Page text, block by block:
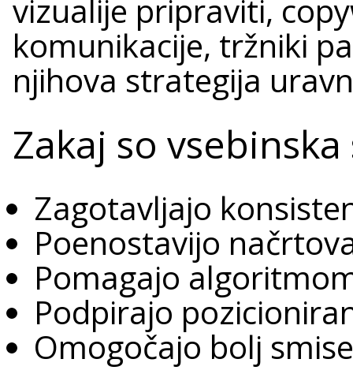
vizualije pripraviti,
komunikacije, tržniki
njihova strategija
Zakaj so
Zagotavljajo
Poenostavijo
Pomagajo
Podpirajo
Omogočajo bolj